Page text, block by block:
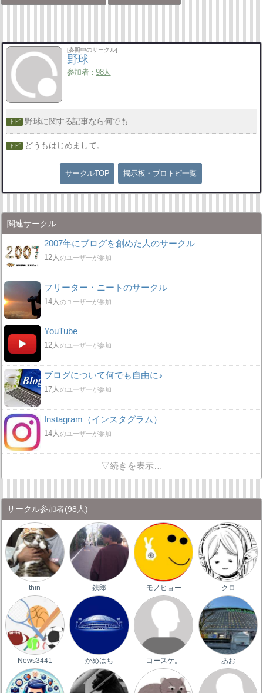
[参照中のサークル]
野球
参加者：98人
野球に関する記事なら何でも
どうもはじめまして。
サークルTOP 掲示板・ブロトピ一覧
関連サークル
2007年にブログを創めた人のサークル
12人のユーザーが参加
フリーター・ニートのサークル
14人のユーザーが参加
YouTube
12人のユーザーが参加
ブログについて何でも自由に♪
17人のユーザーが参加
Instagram（インスタグラム）
14人のユーザーが参加
▽続きを表示…
サークル参加者(98人)
thin 鉄郎 モノヒョー クロ
News3441 かめはち コースケ。 あお